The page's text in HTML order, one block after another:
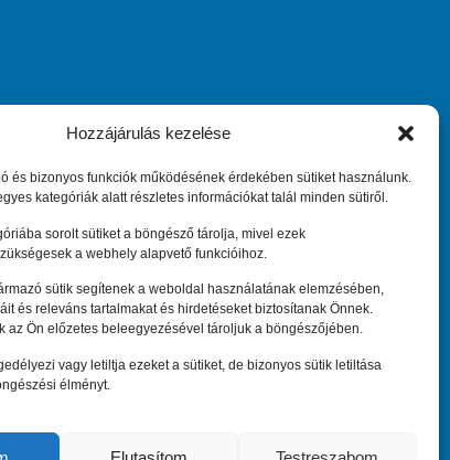
Hozzájárulás kezelése
és bizonyos funkciók működésének érdekében sütiket használunk.
kategóriák alatt részletes információkat talál minden sütiről.
sorolt sütiket a böngésző tárolja, mivel ezek
a webhely alapvető funkcióihoz.
sütik segítenek a weboldal használatának elemzésében,
és releváns tartalmakat és hirdetéseket biztosítanak Önnek.
az Ön előzetes beleegyezésével tároljuk a böngészőjében.
vagy letiltja ezeket a sütiket, de bizonyos sütik letiltása
élményt.
Maradjunk kapcsolatban
Központi elérhetőség:
eeninfo@hepa.hu
Hungary 2010 –